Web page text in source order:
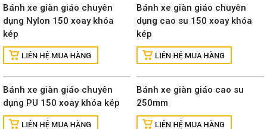
Bánh xe giàn giáo chuyên
dụng Nylon 150 xoay khóa
kép
Bánh xe giàn giáo chuyên
dụng cao su 150 xoay khóa
kép
Bánh xe giàn giáo chuyên
dụng PU 150 xoay khóa kép
Bánh xe giàn giáo cao su
250mm